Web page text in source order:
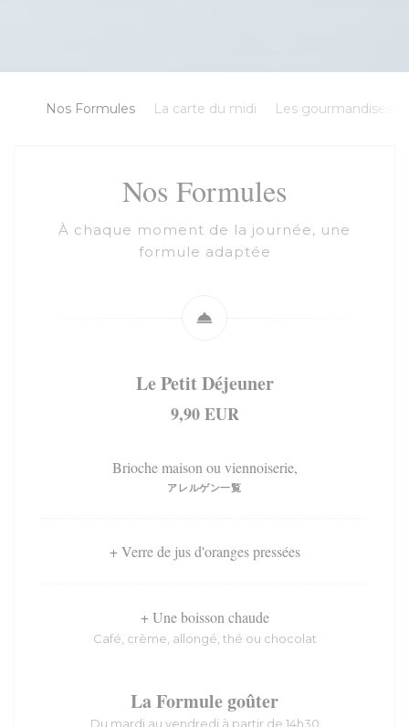
Nos Formules La carte du midi Les gourmandises
Nos Formules
À chaque moment de la journée, une
formule adaptée
Le Petit Déjeuner
9,90 EUR
Brioche maison ou viennoiserie,
アレルゲン一覧
+ Verre de jus d'oranges pressées
+ Une boisson chaude
Café, crème, allongé, thé ou chocolat
La Formule goûter
Du mardi au vendredi à partir de 14h30